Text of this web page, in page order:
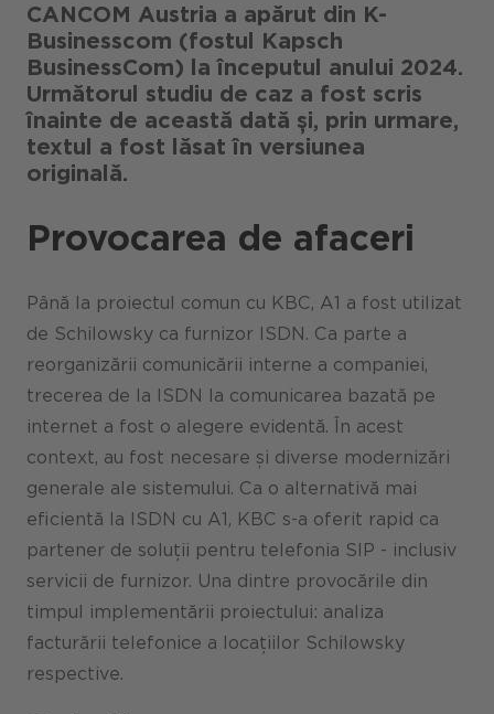
CANCOM Austria a apărut din K-
Businesscom (fostul Kapsch
BusinessCom) la începutul anului 2024.
Următorul studiu de caz a fost scris
înainte de această dată și, prin urmare,
textul a fost lăsat în versiunea
originală.
Provocarea de afaceri
Până la proiectul comun cu KBC, A1 a fost utilizat
de Schilowsky ca furnizor ISDN. Ca parte a
reorganizării comunicării interne a companiei,
trecerea de la ISDN la comunicarea bazată pe
internet a fost o alegere evidentă. În acest
context, au fost necesare și diverse modernizări
generale ale sistemului. Ca o alternativă mai
eficientă la ISDN cu A1, KBC s-a oferit rapid ca
partener de soluții pentru telefonia SIP - inclusiv
servicii de furnizor. Una dintre provocările din
timpul implementării proiectului: analiza
facturării telefonice a locațiilor Schilowsky
respective.